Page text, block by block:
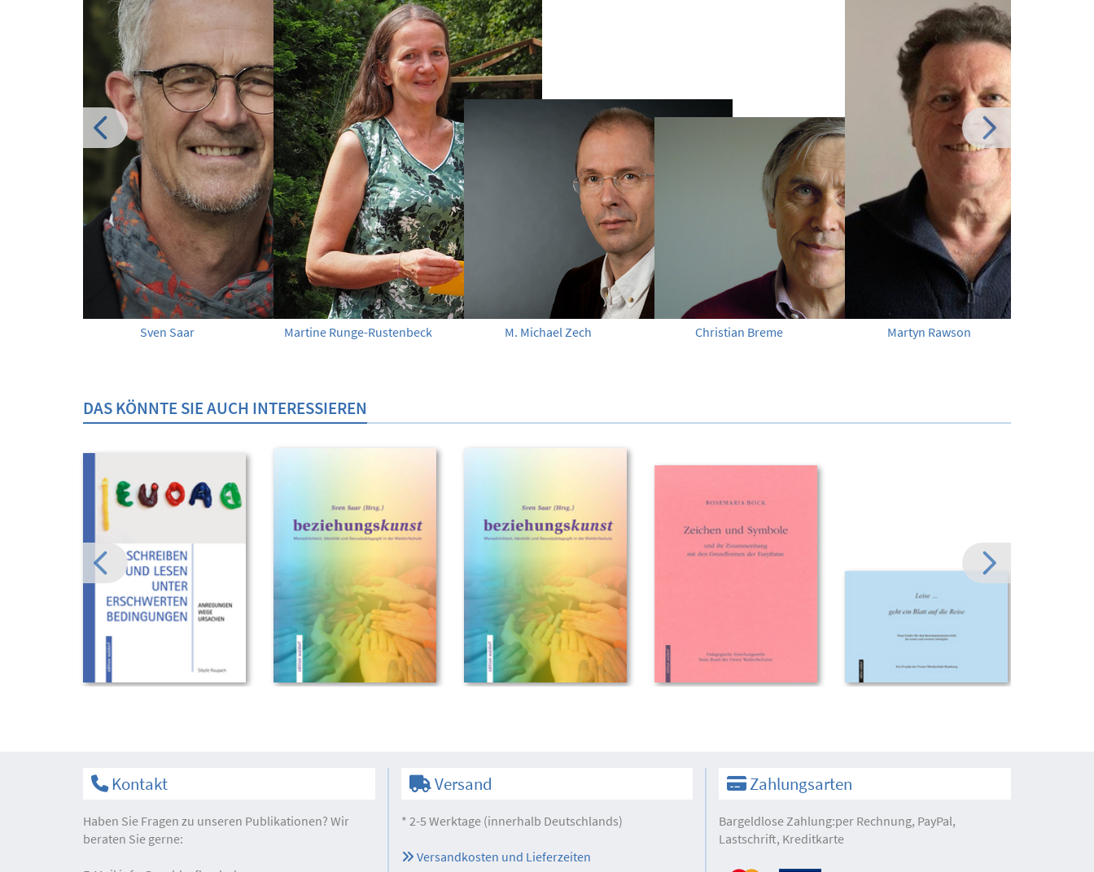
Sven Saar Martine Runge-Rustenbeck M. Michael Zech Christian Breme Martyn Rawson
DAS KÖNNTE SIE AUCH INTERESSIEREN
Kontakt
Haben Sie Fragen zu unseren Publikationen? Wir
beraten Sie gerne:
Versand
* 2-5 Werktage (innerhalb Deutschlands)
Versandkosten und Lieferzeiten
Zahlungsarten
Bargeldlose Zahlung:per Rechnung, PayPal,
Lastschrift, Kreditkarte